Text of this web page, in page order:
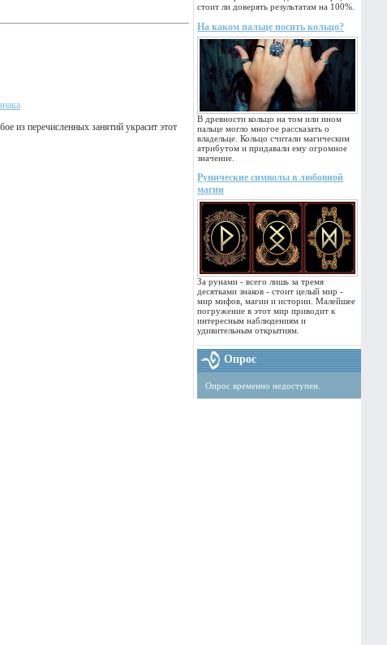
стоит ли доверять результатам на 100%.
На каком пальце носить кольцо?
В древности кольцо на том или ином
пальце могло многое рассказать о
владельце. Кольцо считали магическим
атрибутом и придавали ему огромное
значение.
Рунические символы в любовной
магии
За рунами - всего лишь за тремя
десятками знаков - стоит целый мир -
мир мифов, магии и истории. Малейшее
погружение в этот мир приводит к
интересным наблюдениям и
удивительным открытиям.
Опрос
Опрос временно недоступен.
из перечисленных занятий украсит этот